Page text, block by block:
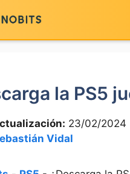
la PS5
23/02/2024
Vidal